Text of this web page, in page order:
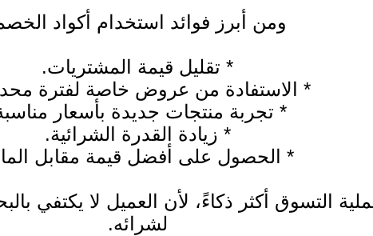
ومن أبرز فوائد استخدام أكواد
* تقليل قيمة المشتريات.
* الاستفادة من عروض خاصة لفترة
* تجربة منتجات جديدة بأسعار
* زيادة القدرة الشرائية.
* الحصول على أفضل قيمة مقابل
التسوق أكثر ذكاءً، لأن العميل لا
لشرائه.